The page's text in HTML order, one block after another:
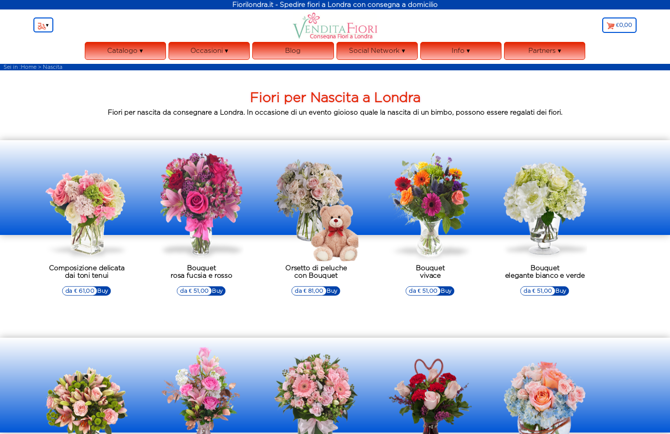
Fiorilondra.it - Spedire fiori a Londra con consegna a domicilio
▾ €0,00
€0,00
Catalogo ▾
Piante
Occasioni ▾
Condoglianze
Blog Social Network ▾ Info ▾
Privacy, cookies e GDPR
Partners ▾
Sei in :Home > Nascita
Fiori per Nascita a Londra
Fiori per nascita da consegnare a Londra. In occasione di un evento gioioso quale la nascita di un bimbo, possono essere regalati dei fiori.
Composizione delicata
dai toni tenui
▷▷ Buy
da € 61,00
Bouquet
rosa fucsia e rosso
▷▷ Buy
da € 51,00
Orsetto di peluche
con Bouquet
▷▷ Buy
da € 81,00
Bouquet
vivace
▷▷ Buy
da € 51,00
Bouquet
elegante bianco e verde
▷▷ Buy
da € 51,00